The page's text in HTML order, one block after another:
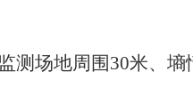
测场地周围30米、墒